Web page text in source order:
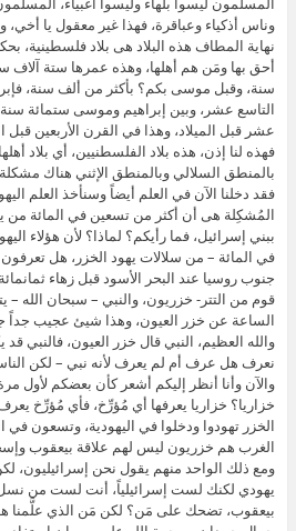
وناس أذكياء وعباقرة، فهذا غير معقول يا
نهاية المطاف هذه البلاد هى بلاد فلسطينية،
أحق بها ومَن هم أهلها، وهذه عمرها ستة آلاف
سنة، وقبل موسى بكم؟ بأكثر من ألف سنة،
التاسع عشر، وبين إبراهيم وموسى ستمائة
عشر قبل الميلاد، وهذا في القرن الأربعين قبل
فهذه لنا إذن، هذه بلاد الفلسطنيين، أي بلاد
بالمنطق السلالي وبالمنطق الإثني هناك
فقد دخلنا الآن في العلم أيضاً وسنأخذ العلم
المُشكِلة هى أن أكثر من تسعين في المائة من
ببني إسرائيل، فما رأيكم؟ لماذا؟ لأن هؤلاء
في المائة – من سلالات يهود الخزر، هل تعرفون
جنوب روسيا عند البحر الأسود قبل زهاء
قوم من التتر- خزريون، والنبي – سبحان
الساعة عن خزر العيون، وهذا شيئ عجيب جداً
والله العظيم، النبي قال خزر العيون، فالنبي
نعرف هل عرف أم لم يعرف لأنه نبي – لكن
والآن وأنا أنظر إليكم أشعر كأن بعضكم لأول
خزاريا؟ خزاريا يعرفها أي مُؤرِّخ، فأي مُؤرِّخ يعرف
الخزر تهودوا ودخلوا في اليهودية، وتسعون في
الغرب هم خزريون ليس لهم علاقة بيعقوب
ومع ذلك الواحد منهم يقول نحن إسرائيليون،
يهودي لكنك لست إسرائيلياً، أنت لست من نسل
بيعقوب، تضحك على مَن؟ لكن مَن الذي علَّمنا